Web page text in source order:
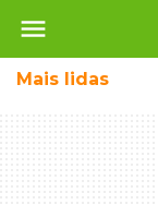
menu
Mais lidas